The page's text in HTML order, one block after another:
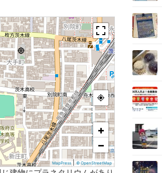
+
−
MapPress |© OpenStreetMap